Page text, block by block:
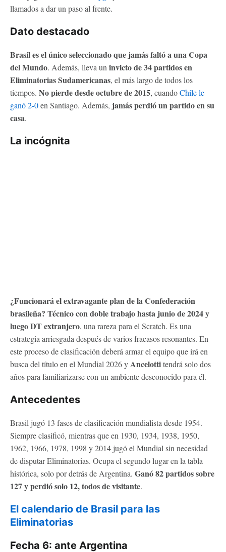
llamados a dar un paso al frente.
Dato destacado
Brasil es el único seleccionado que jamás faltó a una Copa
del Mundo. Además, lleva un invicto de 34 partidos en
Eliminatorias Sudamericanas, el más largo de todos los
tiempos. No pierde desde octubre de 2015, cuandoChile le
ganó 2-0en Santiago. Además, jamás perdió un partido en su
casa.
La incógnita
¿Funcionará el extravagante plan de la Confederación
brasileña? Técnico con doble trabajo hasta junio de 2024 y
luego DT extranjero, una rareza para el Scratch. Es una
estrategia arriesgada después de varios fracasos resonantes. En
este proceso de clasificación deberá armar el equipo que irá en
busca del título en el Mundial 2026 yAncelottitendrá solo dos
años para familiarizarse con un ambiente desconocido para él.
Antecedentes
Brasil jugó 13 fases de clasificación mundialista desde 1954.
Siempre clasificó, mientras que en 1930, 1934, 1938, 1950,
1962, 1966, 1978, 1998 y 2014 jugó el Mundial sin necesidad
de disputar Eliminatorias. Ocupa el segundo lugar en la tabla
histórica, solo por detrás de Argentina. Ganó 82 partidos sobre
127 y perdió solo 12, todos de visitante.
El calendario de Brasil para las
Eliminatorias
Fecha 6: ante Argentina